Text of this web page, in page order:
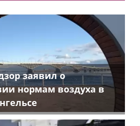
заявил о
нормам воздуха в